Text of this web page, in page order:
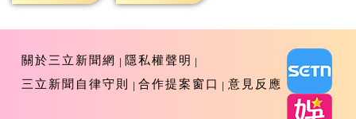
關於三立新聞網
隱私權聲明
三立新聞自律守則
合作提案窗口 意見反應